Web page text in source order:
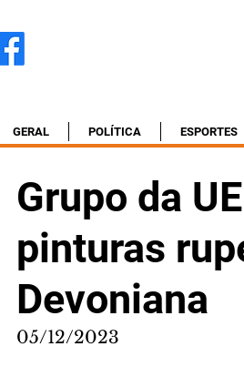
GERAL POLÍTICA ESPORTES
Grupo da
pinturas
Devoniana
05/12/2023